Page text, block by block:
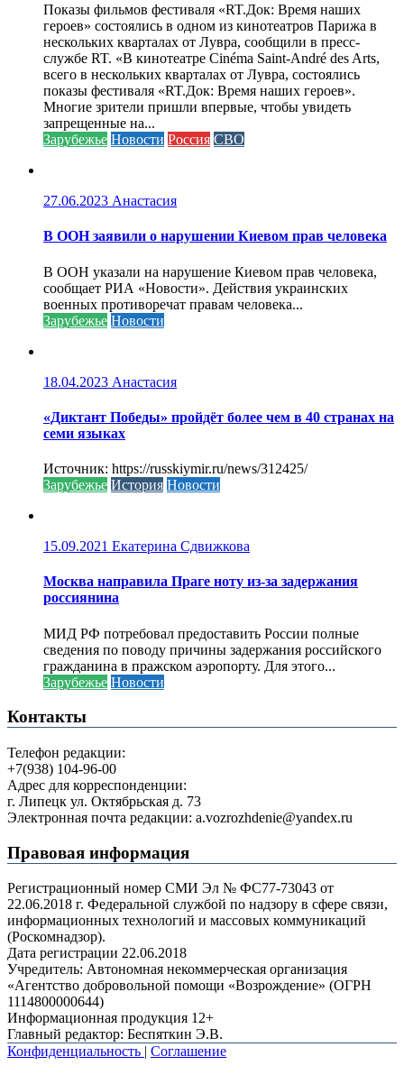
Показы фильмов фестиваля «RT.Док: Время наших
героев» состоялись в одном из кинотеатров Парижа в
нескольких кварталах от Лувра, сообщили в пресс-
службе RT. «В кинотеатре Cinéma Saint-André des Arts,
всего в нескольких кварталах от Лувра, состоялись
показы фестиваля «RT.Док: Время наших героев».
Многие зрители пришли впервые, чтобы увидеть
запрещенные на...
Зарубежье Новости Россия СВО
27.06.2023 Анастасия
В ООН заявили о нарушении Киевом прав человека
В ООН указали на нарушение Киевом прав человека,
сообщает РИА «Новости». Действия украинских
военных противоречат правам человека...
Зарубежье Новости
18.04.2023 Анастасия
«Диктант Победы» пройдёт более чем в 40 странах на
семи языках
Источник: https://russkiymir.ru/news/312425/
Зарубежье История Новости
15.09.2021 Екатерина Сдвижкова
Москва направила Праге ноту из-за задержания
россиянина
МИД РФ потребовал предоставить России полные
сведения по поводу причины задержания российского
гражданина в пражском аэропорту. Для этого...
Зарубежье Новости
Контакты
Телефон редакции:
+7(938) 104-96-00
Адрес для корреспонденции:
г. Липецк ул. Октябрьская д. 73
Электронная почта редакции: a.vozrozhdenie@yandex.ru
Правовая информация
Регистрационный номер СМИ Эл № ФС77-73043 от
22.06.2018 г. Федеральной службой по надзору в сфере связи,
информационных технологий и массовых коммуникаций
(Роскомнадзор).
Дата регистрации 22.06.2018
Учредитель: Автономная некоммерческая организация
«Агентство добровольной помощи «Возрождение» (ОГРН
1114800000644)
Информационная продукция 12+
Главный редактор: Беспяткин Э.В.
Конфиденциальность | Соглашение